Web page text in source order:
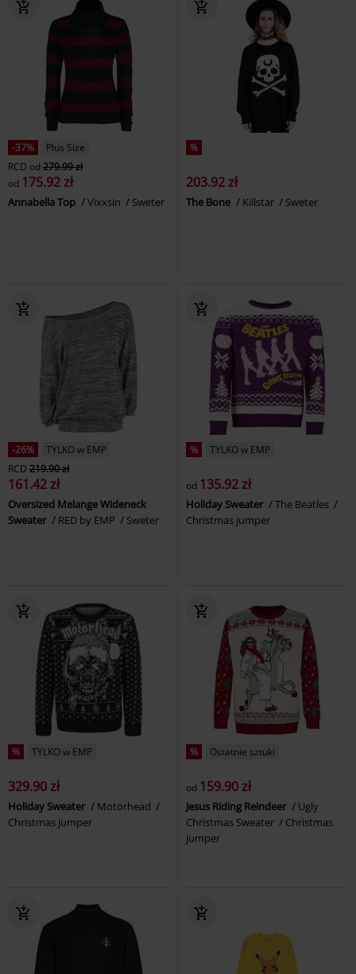
-37%
Plus Size
RCD od 279.99 zł
od 175.92 zł
Annabella Top Vixxsin Sweter
%
203.92 zł
The Bone Killstar Sweter
-26%
TYLKO w EMP
RCD 219.90 zł
161.42 zł
Oversized Melange Wideneck
Sweater
RED by EMP Sweter
% TYLKO w EMP
od 135.92 zł
Holiday Sweater
The Beatles
Christmas jumper
% TYLKO w EMP
329.90 zł
Holiday Sweater
Motörhead
Christmas jumper
% Ostatnie sztuki
od 159.90 zł
Jesus Riding Reindeer
Ugly
Christmas Sweater
Christmas
jumper